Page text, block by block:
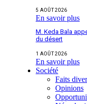
5 AOÛT 2026
En savoir plus
M. Keda Bala
du désert
1 AOÛT 2026
En savoir plus
Société
Faits
Opinions